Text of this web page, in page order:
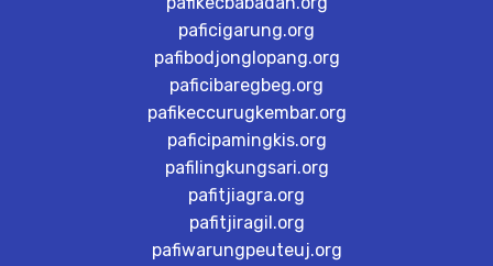
paficigarung.org
pafibodjonglopang.org
paficibaregbeg.org
pafikeccurugkembar.org
paficipamingkis.org
pafilingkungsari.org
pafitjiagra.org
pafitjiragil.org
pafiwarungpeuteuj.org